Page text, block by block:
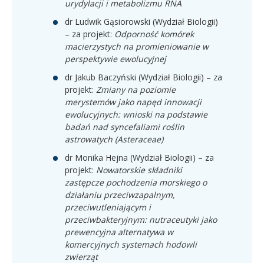
urydylacji i metabolizmu RNA
dr Ludwik Gąsiorowski (Wydział Biologii)
– za projekt: Odporność komórek
macierzystych na promieniowanie w
perspektywie ewolucyjnej
dr Jakub Baczyński (Wydział Biologii) – za
projekt: Zmiany na poziomie
merystemów jako napęd innowacji
ewolucyjnych: wnioski na podstawie
badań nad syncefaliami roślin
astrowatych (Asteraceae)
dr Monika Hejna (Wydział Biologii) – za
projekt: Nowatorskie składniki
zastępcze pochodzenia morskiego o
działaniu przeciwzapalnym,
przeciwutleniającym i
przeciwbakteryjnym: nutraceutyki jako
prewencyjna alternatywa w
komercyjnych systemach hodowli
zwierząt